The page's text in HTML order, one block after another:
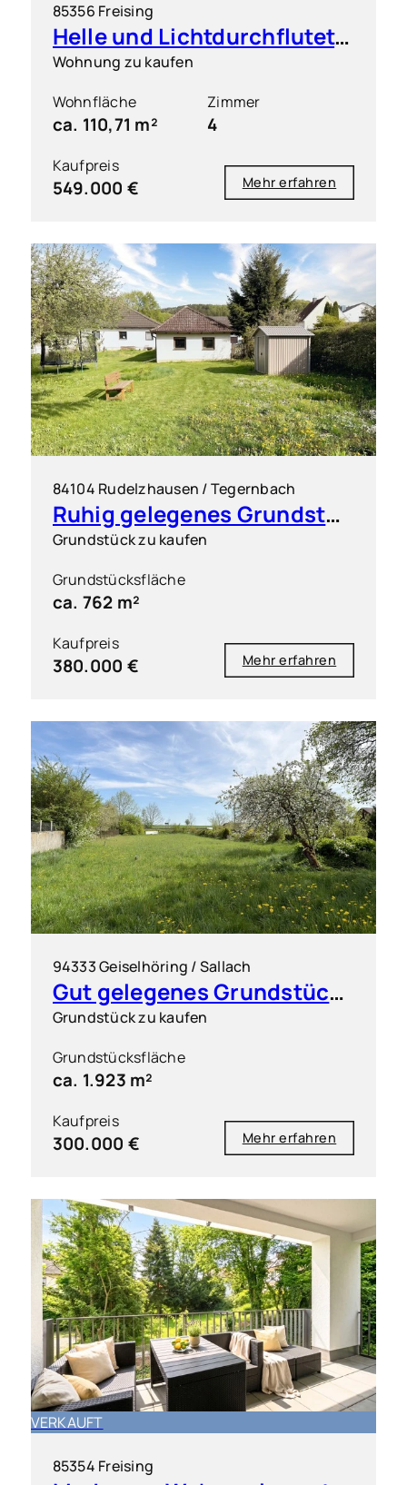
85356 Freising
Helle und Lichtdurchflutete 4 Zimmer Wohnung mit großem Süd-Westbalkon
Wohnung zu kaufen
Wohnfläche
ca. 110,71 m²
Zimmer
4
Kaufpreis
549.000 € Mehr erfahren
84104 Rudelzhausen / Tegernbach
Ruhig gelegenes Grundstück für einen Dreispänner
Grundstück zu kaufen
Grundstücksfläche
ca. 762 m²
Kaufpreis
380.000 € Mehr erfahren
94333 Geiselhöring / Sallach
Gut gelegenes Grundstück für flexible Bebauung
Grundstück zu kaufen
Grundstücksfläche
ca. 1.923 m²
Kaufpreis
300.000 € Mehr erfahren
VERKAUFT
85354 Freising